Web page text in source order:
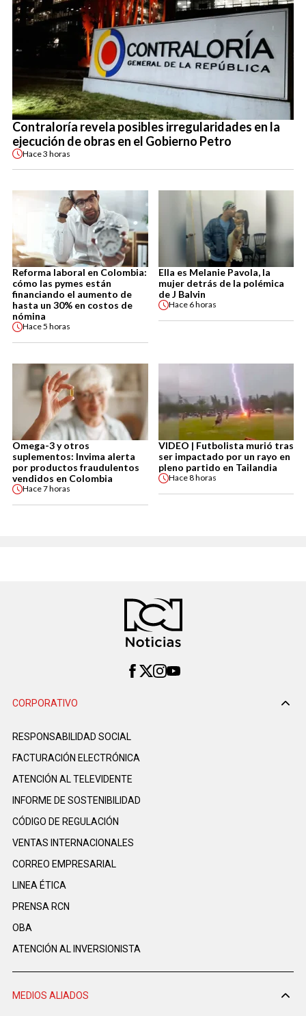
Contraloría revela posibles irregularidades en la
ejecución de obras en el Gobierno Petro
Hace3 horas
Reforma laboral en Colombia:
cómo las pymes están
financiando el aumento de
hasta un 30% en costos de
nómina
Hace5 horas
Ella es Melanie Pavola, la
mujer detrás de la polémica
de J Balvin
Hace 6 horas
Omega-3 y otros
suplementos: Invima alerta
por productos fraudulentos
vendidos en Colombia
Hace7 horas
VIDEO | Futbolista murió tras
ser impactado por un rayo en
pleno partido en Tailandia
Hace8 horas
CORPORATIVO
RESPONSABILIDAD SOCIAL
FACTURACIÓN ELECTRÓNICA
ATENCIÓN AL TELEVIDENTE
INFORME DE SOSTENIBILIDAD
CÓDIGO DE REGULACIÓN
VENTAS INTERNACIONALES
CORREO EMPRESARIAL
LINEA ÉTICA
PRENSA RCN
OBA
ATENCIÓN AL INVERSIONISTA
MEDIOS ALIADOS